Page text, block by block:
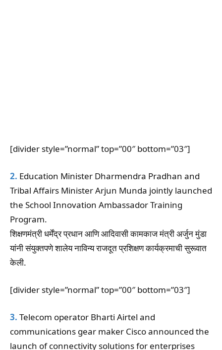
[divider style=”normal” top=”00″ bottom=”03″]
2. Education Minister Dharmendra Pradhan and
Tribal Affairs Minister Arjun Munda jointly launched
the School Innovation Ambassador Training
Program.
शिक्षणमंत्री धर्मेंद्र प्रधान आणि आदिवासी कामकाज मंत्री अर्जुन मुंडा
यांनी संयुक्तपणे शालेय नाविन्य राजदूत प्रशिक्षण कार्यक्रमाची सुरूवात
केली.
[divider style=”normal” top=”00″ bottom=”03″]
3. Telecom operator Bharti Airtel and
communications gear maker Cisco announced the
launch of connectivity solutions for enterprises